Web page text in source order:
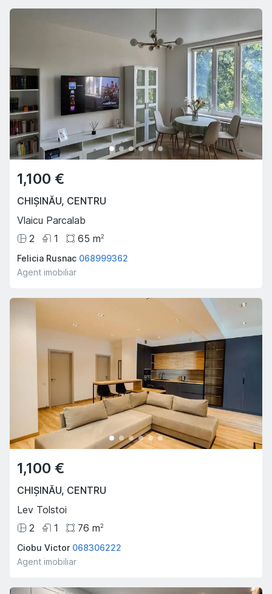
1,100 €
CHIȘINĂU, CENTRU
Vlaicu Parcalab
2
1 65 m2
Felicia Rusnac 068999362
Agent imobiliar
1,100 €
CHIȘINĂU, CENTRU
Lev Tolstoi
2
1 76 m2
Ciobu Victor 068306222
Agent imobiliar